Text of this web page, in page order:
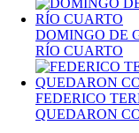
DOMINGO DE
RÍO CUARTO
FEDERICO
QUEDARON